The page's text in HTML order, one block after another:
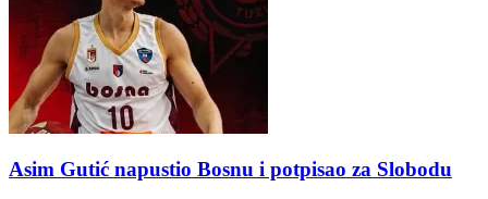
Asim Gutić napustio Bosnu i potpisao za Slobodu